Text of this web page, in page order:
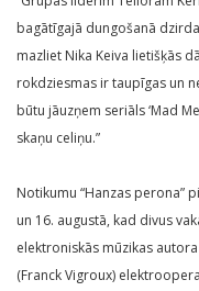
bagātīgajā dungošanā
mazliet Nika Keiva lietišķās
rokdziesmas ir taupīgas un
būtu jāuzņem seriāls ‘Mad
skaņu celiņu.”
Notikumu “Hanzas perona”
un 16. augustā, kad divus
elektroniskās mūzikas
(Franck Vigroux) elektroopera